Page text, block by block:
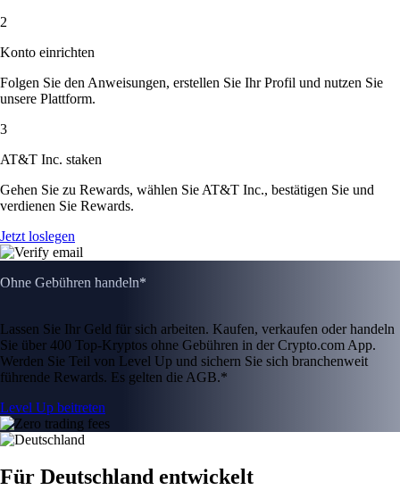
2
Konto einrichten
Folgen Sie den Anweisungen, erstellen Sie Ihr Profil und nutzen Sie
unsere Plattform.
3
AT&T Inc. staken
Gehen Sie zu Rewards, wählen Sie AT&T Inc., bestätigen Sie und
verdienen Sie Rewards.
Jetzt loslegen
Ohne Gebühren handeln*
Lassen Sie Ihr Geld für sich arbeiten. Kaufen, verkaufen oder handeln
Sie über 400 Top-Kryptos ohne Gebühren in der Crypto.com App.
Werden Sie Teil von Level Up und sichern Sie sich branchenweit
führende Rewards. Es gelten die AGB.*
Level Up beitreten
Für Deutschland entwickelt